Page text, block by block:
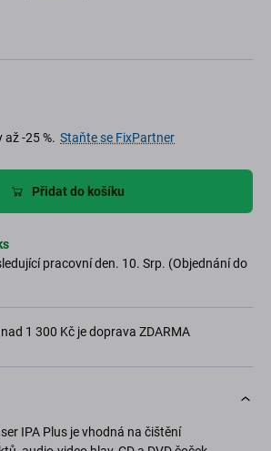
až -25 %. Staňte se FixPartner
Přidat do košíku
pracovní den. 10. Srp. (Objednání do
1 300 Kč je doprava ZDARMA
IPA Plus je vhodná na čištění